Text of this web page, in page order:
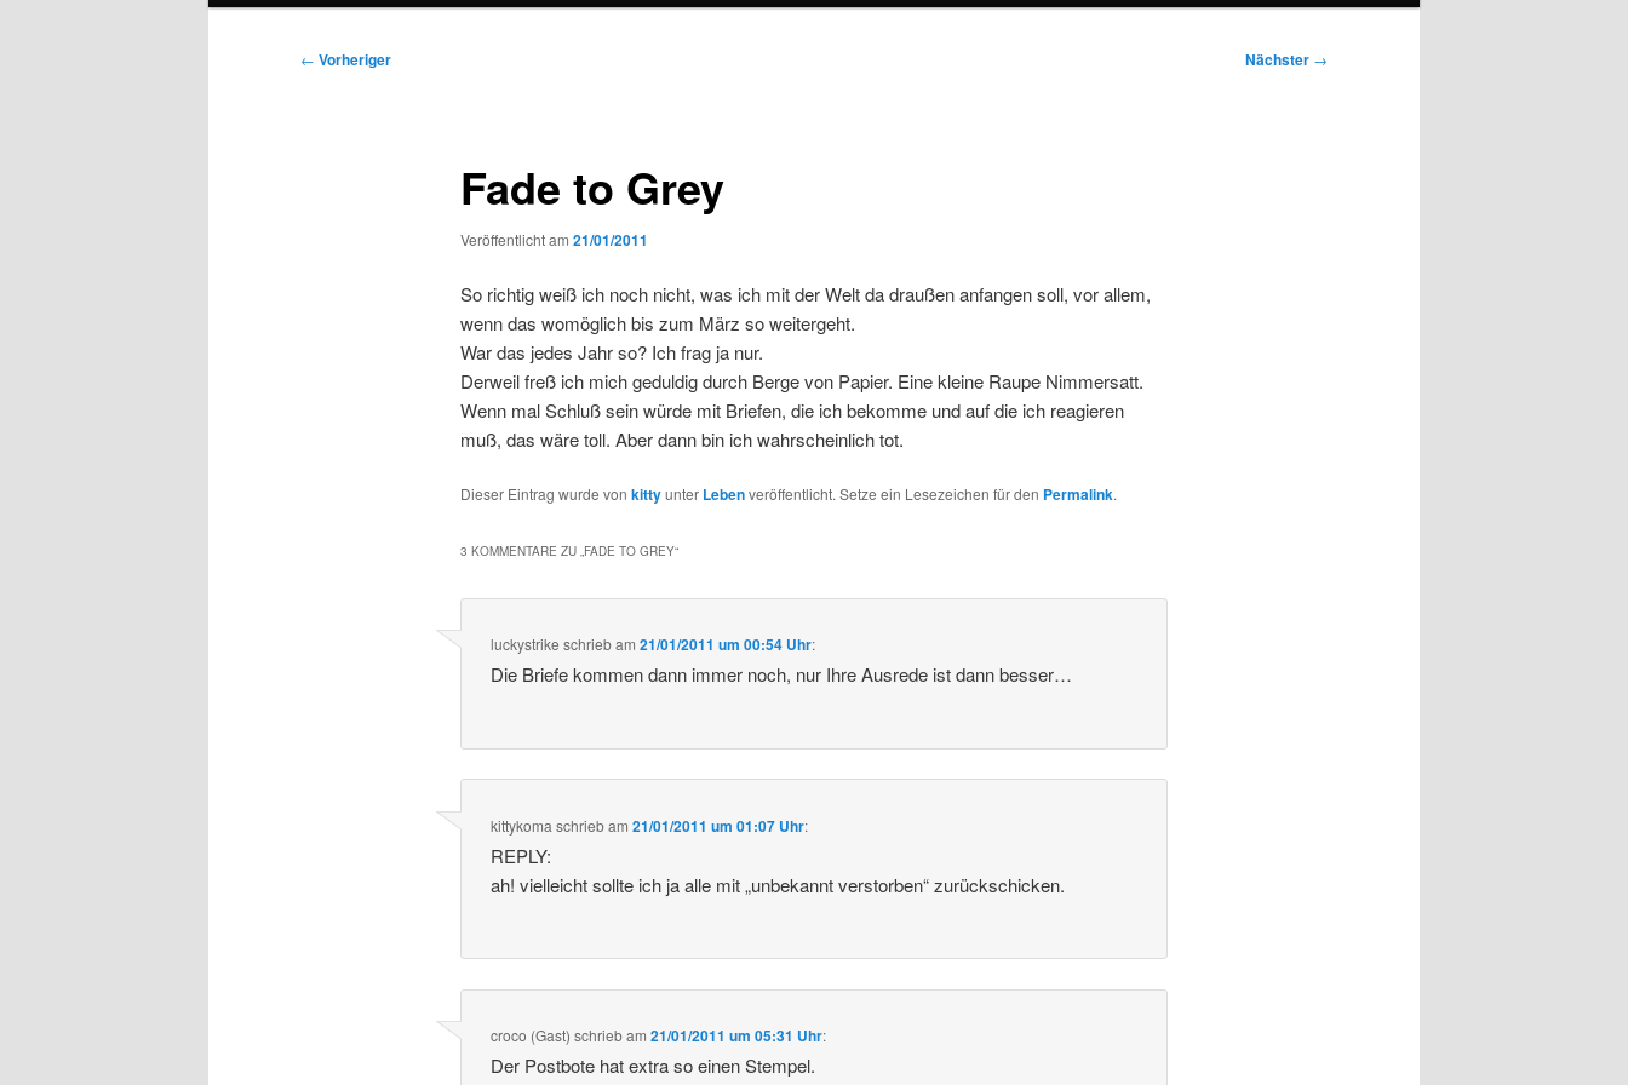
Beitragsnavigation
← Vorheriger Nächster →
Fade to Grey
Veröffentlicht am 21/01/2011
So richtig weiß ich noch nicht, was ich mit der Welt da draußen anfangen soll, vor allem,
wenn das womöglich bis zum März so weitergeht.
War das jedes Jahr so? Ich frag ja nur.
Derweil freß ich mich geduldig durch Berge von Papier. Eine kleine Raupe Nimmersatt.
Wenn mal Schluß sein würde mit Briefen, die ich bekomme und auf die ich reagieren
muß, das wäre toll. Aber dann bin ich wahrscheinlich tot.
Dieser Eintrag wurde von kittyunter Lebenveröffentlicht. Setze ein Lesezeichen für den Permalink.
3 KOMMENTARE ZU „ FADE TO GREY“
luckystrike schriebam21/01/2011 um 00:54 Uhr:
Die Briefe kommen dann immer noch, nur Ihre Ausrede ist dann besser…
kittykoma schriebam21/01/2011 um 01:07 Uhr:
REPLY:
ah! vielleicht sollte ich ja alle mit „unbekannt verstorben“ zurückschicken.
croco (Gast) schriebam21/01/2011 um 05:31 Uhr:
Der Postbote hat extra so einen Stempel.